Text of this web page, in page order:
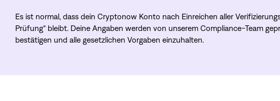
Es ist normal, dass dein Cryptonow Konto nach Einreichen aller
Prüfung“ bleibt. Deine Angaben werden von unserem Compliance-Team
bestätigen und alle gesetzlichen Vorgaben einzuhalten.